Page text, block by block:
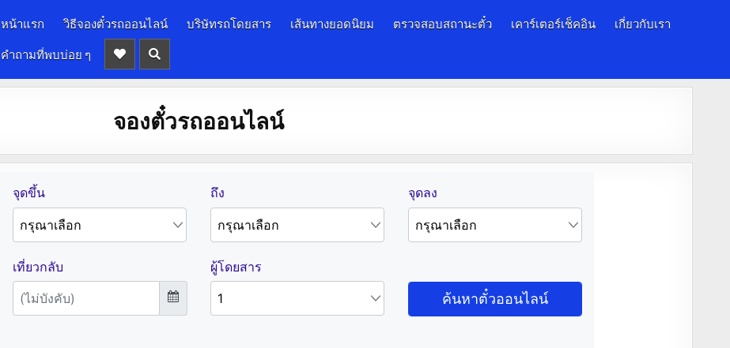
หน้าแรก วิธีจองตั๋วรถออนไลน์ บริษัทรถโดยสาร เส้นทางยอดนิยม ตรวจสอบสถานะตั๋ว เคาร์เตอร์เช็คอิน
เกี่ยวกับเรา
คำถามที่พบบ่อย ๆ
จองตั๋วรถออนไลน์